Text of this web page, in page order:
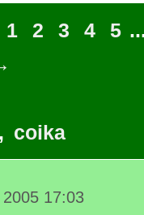
1 2 3 4 5
, coika
17:03